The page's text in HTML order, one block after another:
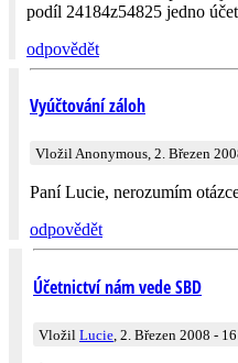
podíl 24184z54825 jedno
odpovědět
Vyúčtování záloh
Vložil Anonymous, 2. Březen
Paní Lucie, nerozumím
odpovědět
Účetnictví nám vede SBD
Vložil Lucie, 2. Březen 2008 -